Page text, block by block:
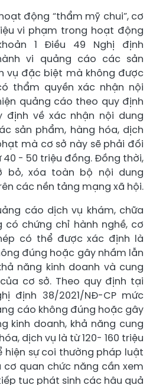
động “thẩm mỹ chui”, cơ
vi phạm trong hoạt động
1 Điều 49 Nghị định
vi quảng cáo các sản
vụ đặc biệt mà không được
thẩm quyền xác nhận nội
quảng cáo theo quy định
về xác nhận nội dung
sản phẩm, hàng hóa, dịch
mà cơ sở này sẽ phải đối
- 50 triệu đồng. Đồng thời,
bỏ, xóa toàn bộ nội dung
các nền tảng mạng xã hội.
cáo dịch vụ khám, chữa
có chứng chỉ hành nghề, cơ
có thể được xác định là
đúng hoặc gây nhầm lẫn
năng kinh doanh và cung
cơ sở. Theo quy định tại
định 38/2021/NĐ-CP mức
cáo không đúng hoặc gây
kinh doanh, khả năng cung
dịch vụ là từ 120- 160 triệu
hiện sự coi thường pháp luật
quan chức năng cần xem
tục phát sinh các hậu quả